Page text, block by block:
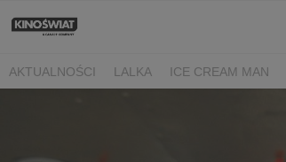
AKTUALNOŚCI LALKA ICE CREAM MAN